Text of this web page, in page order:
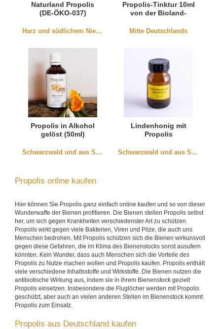
Naturland Propolis
(DE-ÖKO-037)
Harz und südlichem Niedersachen
Propolis-Tinktur 10ml
von der Bioland-
Öko-006)
Mitte Deutschlands
Propolis in Alkohol
gelöst (50ml)
Schwarzwald und aus Südbaden
Lindenhonig mit
Propolis
Schwarzwald und aus Südbaden
Propolis online kaufen
Hier können Sie Propolis ganz einfach online kaufen und so von dieser
Wunderwaffe der Bienen profitieren. Die Bienen stellen Propolis selbst
her, um sich gegen Krankheiten verschiedenster Art zu schützen.
Propolis wirkt gegen viele Bakterien, Viren und Pilze, die auch uns
Menschen bedrohen. Mit Propolis schützen sich die Bienen wirkunsvoll
gegen diese Gefahren, die im Klima des Bienenstocks sonst ausufern
könnten. Kein Wunder, dass auch Menschen sich die Vorteile des
Propolis zu Nutze machen wollen und Propolis kaufen. Propolis enthält
viele verschiedene Inhaltsstoffe und Wirkstoffe. Die Bienen nutzen die
antibiotische Wirkung aus, indem sie in ihrem Bienenstock gezielt
Propolis einsetzen. Insbesondere die Fluglöcher werden mit Propolis
geschützt, aber auch an vielen anderen Stellen im Bienenstock kommt
Propolis zum Einsatz.
Propolis aus Deutschland kaufen